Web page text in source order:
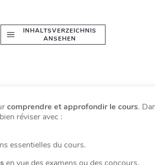
INHALTSVERZEICHNIS
ANSEHEN
comprendre et approfondir le cours.
réviser avec :
essentielles du cours.